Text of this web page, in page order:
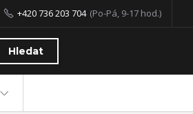
Hledat
+420 736 203 704 (Po-Pá, 9-17 hod.)